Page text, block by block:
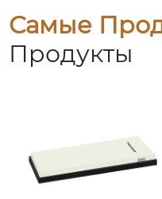
Самые
Продукты